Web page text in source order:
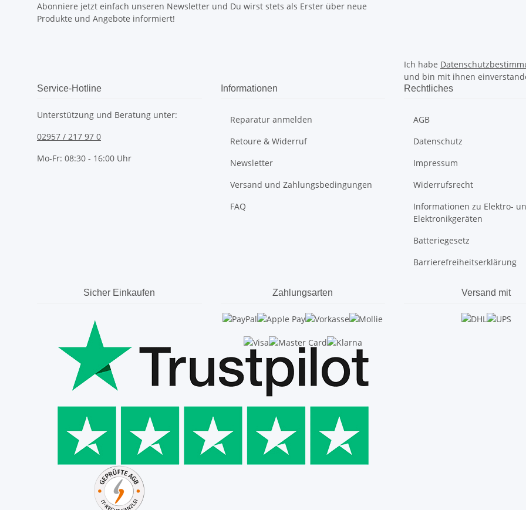
Abonniere jetzt einfach unseren Newsletter und Du wirst stets als Erster über neue
Produkte und Angebote informiert!
Ich habe
und bin mit ihnen
Service-Hotline
Unterstützung und Beratung unter:
02957 / 217 97 0
Mo-Fr: 08:30 - 16:00 Uhr
Informationen
Reparatur anmelden
Retoure & Widerruf
Newsletter
Versand und Zahlungsbedingungen
FAQ
Rechtliches
AGB
Datenschutz
Impressum
Widerrufsrecht
Informationen zu Elektro-
Elektronikgeräten
Batteriegesetz
Barrierefreiheitserklärung
Sicher Einkaufen Zahlungsarten Versand mit